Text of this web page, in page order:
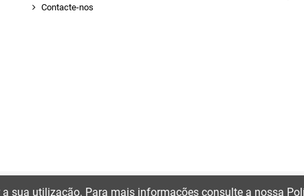
Contacte-nos
sua utilização. Para mais informações consulte a nossa